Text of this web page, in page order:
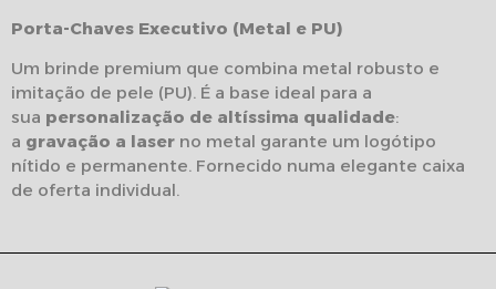
Porta-Chaves Executivo (Metal e PU)
Um brinde premium que combina metal robusto e
imitação de pele (PU). É a base ideal para a
sua personalização de altíssima qualidade:
a gravação a laser no metal garante um logótipo
nítido e permanente. Fornecido numa elegante caixa
de oferta individual.